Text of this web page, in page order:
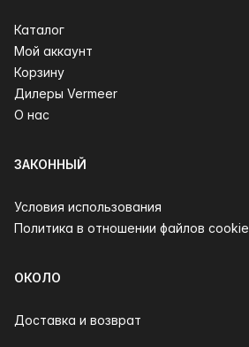
Каталог
Мой аккаунт
Корзину
Дилеры Vermeer
О нас
ЗАКОННЫЙ
Условия использования
Политика в отношении файлов cookie
ОКОЛО
Доставка и возврат